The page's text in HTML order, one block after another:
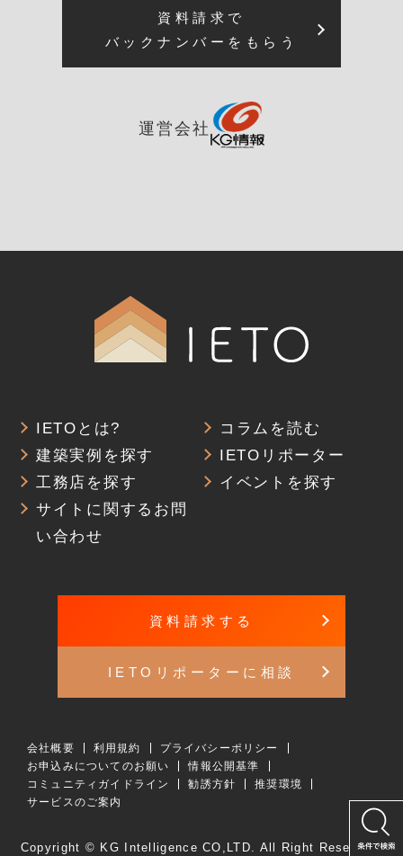
資料請求で
バックナンバーをもらう
運営会社
IETOとは?
コラムを読む
建築実例を探す
IETOリポーター
工務店を探す
イベントを探す
サイトに関するお問
い合わせ
資料請求する
IETOリポーターに相談
会社概要 利用規約
プライバシーポリシー
お申込みについてのお願い
情報公開基準
コミュニティガイドライン
勧誘方針
推奨環境
サービスのご案内
Copyright © KG Intelligence CO,LTD. All Right Reserved.